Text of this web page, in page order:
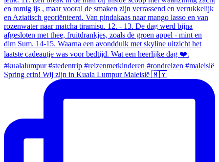
Spring erin! Wij zijn in Kuala Lumpur Maleisië 🇲🇾